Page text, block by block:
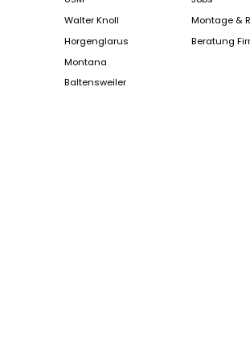
Walter Knoll
Horgenglarus
Montana
Baltensweiler
Montage &
Beratung